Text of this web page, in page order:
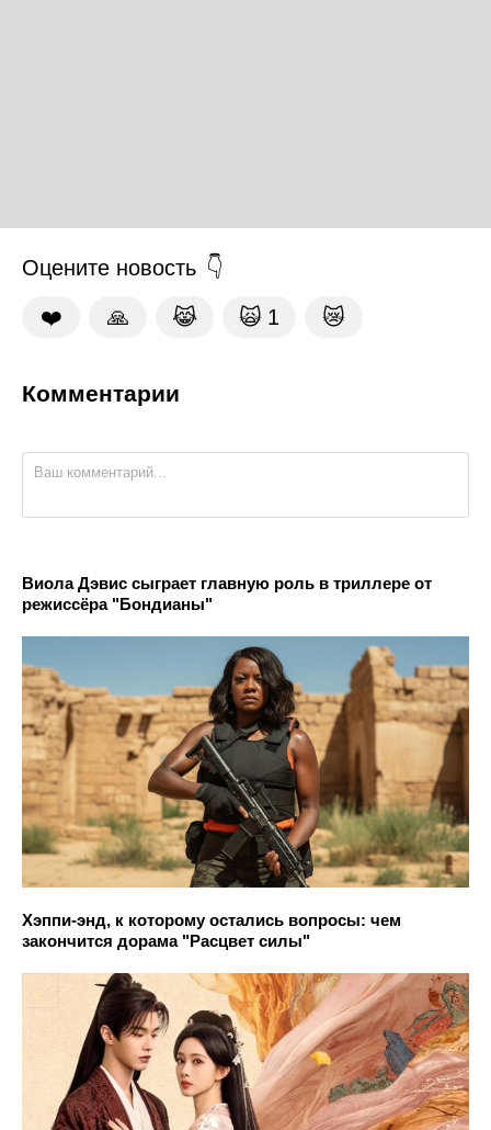
Оцените новость
❤️ 🙏 😹 🙀 1 😿
Комментарии
Виола Дэвис сыграет главную роль в триллере от
режиссёра "Бондианы"
Хэппи-энд, к которому остались вопросы: чем
закончится дорама "Расцвет силы"